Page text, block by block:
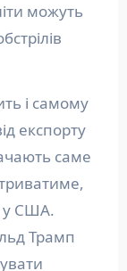
можуть
і самому
експорту
саме
у США.
Трамп